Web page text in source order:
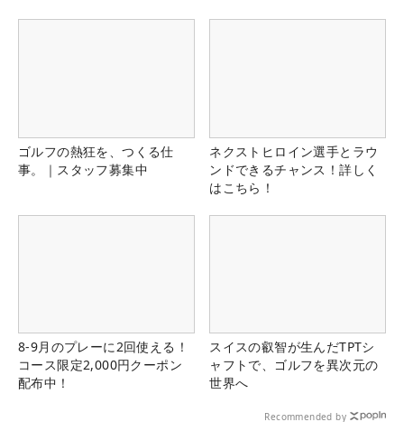
ゴルフの熱狂を、つくる仕
事。｜スタッフ募集中
ネクストヒロイン選手とラウ
ンドできるチャンス！詳しく
はこちら！
8-9月のプレーに2回使える！
コース限定2,000円クーポン
配布中！
スイスの叡智が生んだTPTシ
ャフトで、ゴルフを異次元の
世界へ
Recommended by